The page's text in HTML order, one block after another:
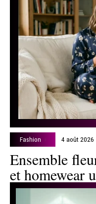
Fashion 4 août 2026
Ensemble
et homewear